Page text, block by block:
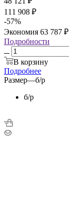
111 908 ₽
-57%
Экономия 63 787 ₽
Подробности
В корзину
Подробнее
Размер—б/р
б/р